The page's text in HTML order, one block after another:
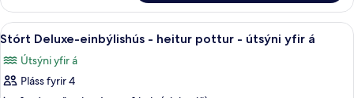
herbergi
fyrir
tvo,
rúm
Skoða
allar
myndir
fyrir
Stórt Deluxe-einbýlishús - heitur
2
Stórt Deluxe-einbýlishús - heitur pottur - útsýni yfir á
Útsýni yfir á
Pláss fyrir 4